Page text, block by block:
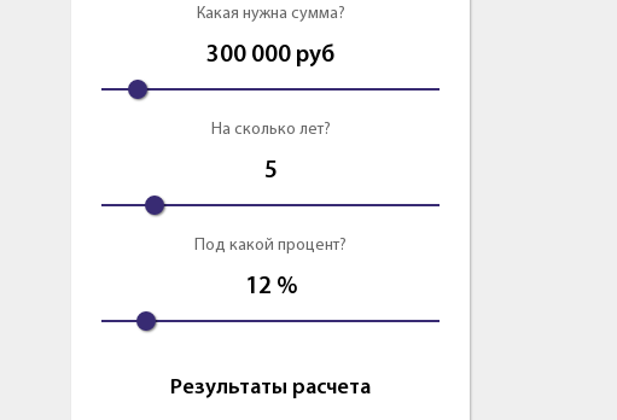
Какая нужна сумма?
300 000 руб
На сколько лет?
5
Под какой процент?
12 %
Результаты расчета